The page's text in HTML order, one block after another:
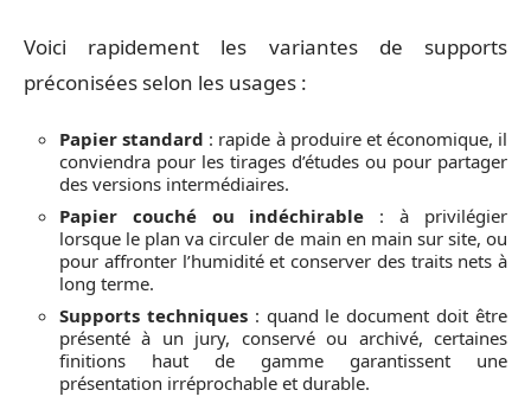
Voici rapidement les variantes de supports
préconisées selon les usages :
Papier standard : rapide à produire et économique, il
conviendra pour les tirages d’études ou pour partager
des versions intermédiaires.
Papier couché ou indéchirable : à privilégier
lorsque le plan va circuler de main en main sur site, ou
pour affronter l’humidité et conserver des traits nets à
long terme.
Supports techniques: quand le document doit être
présenté à un jury, conservé ou archivé, certaines
finitions haut de gamme garantissent une
présentation irréprochable et durable.